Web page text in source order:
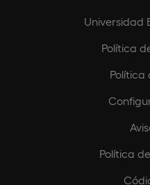
Universidad
Política
Política
Política